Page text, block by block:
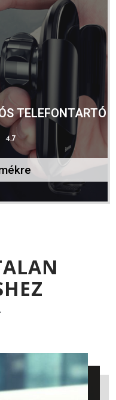
TELEFONTARTÓ
4.7